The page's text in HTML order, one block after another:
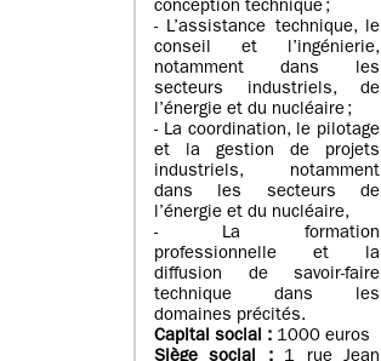
conception technique ;
- L’assistance technique, le
conseil et l’ingénierie,
notamment dans les
secteurs industriels, de
l’énergie et du nucléaire ;
- La coordination, le pilotage
et la gestion de projets
industriels, notamment
dans les secteurs de
l’énergie et du nucléaire,
- La formation
professionnelle et la
diffusion de savoir-faire
technique dans les
domaines précités.
Capital social : 1000 euros